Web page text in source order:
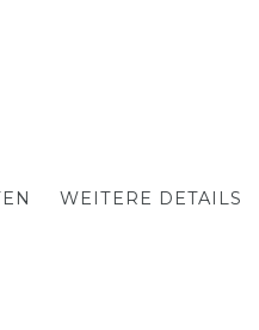
WEITERE DETAILS